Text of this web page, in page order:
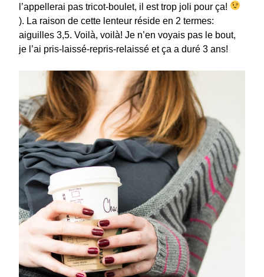
l’appellerai pas tricot-boulet, il est trop joli pour ça!
). La raison de cette lenteur réside en 2 termes:
aiguilles 3,5. Voilà, voilà! Je n’en voyais pas le bout,
je l’ai pris-laissé-repris-relaissé et ça a duré 3 ans!